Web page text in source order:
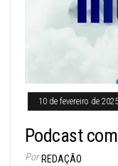
10 de fevereiro de 2025
Podcast
Por REDAÇÃO